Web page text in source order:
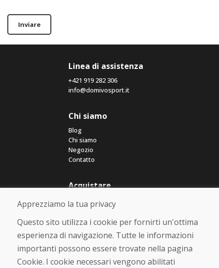
Inviare
Linea di assistenza
+421 919 282 306
info@domivosport.it
Chi siamo
Blog
Chi siamo
Negozio
Contatto
Acquistare
Negozio online
Termini e condizioni commerciali
Spedizione e pagamento
Reso e cambio merce
Protezione dei dati personali
Cookies
Apprezziamo la tua privacy
Questo sito utilizza i cookie per fornirti un'ottima
esperienza di navigazione. Tutte le informazioni
importanti possono essere trovate nella pagina
Cookie. I cookie necessari vengono abilitati